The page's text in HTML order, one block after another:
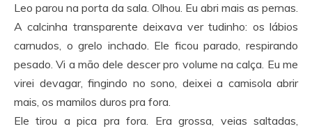
Leo parou na porta da sala. Olhou. Eu abri mais as pernas.
A calcinha transparente deixava ver tudinho: os lábios
carnudos, o grelo inchado. Ele ficou parado, respirando
pesado. Vi a mão dele descer pro volume na calça. Eu me
virei devagar, fingindo no sono, deixei a camisola abrir
mais, os mamilos duros pra fora.
Ele tirou a pica pra fora. Era grossa, veias saltadas,